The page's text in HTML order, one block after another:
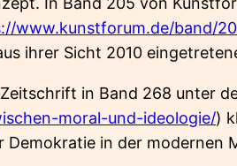
www.kunstforum.de/band/
ihrer Sicht 2010
in Band 268 unter
moral-und-ideologie/)
in der modernen